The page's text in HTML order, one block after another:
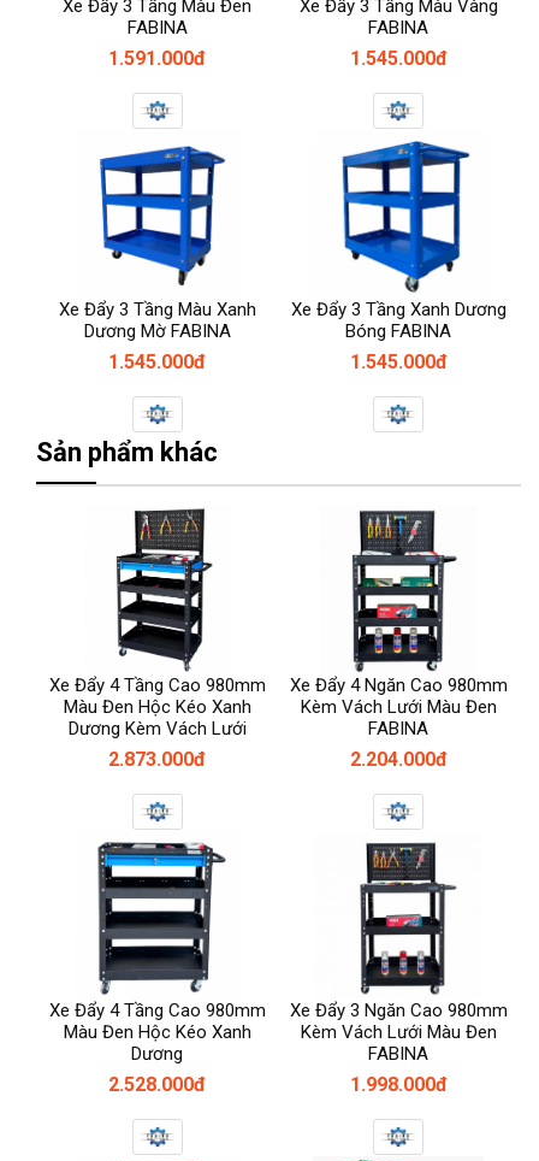
Xe Đẩy 3 Tầng Màu Đen
FABINA
1.591.000đ
Xe Đẩy 3 Tầng Màu Vàng
FABINA
1.545.000đ
Xe Đẩy 3 Tầng Màu Xanh
Dương Mờ FABINA
1.545.000đ
Xe Đẩy 3 Tầng Xanh Dương
Bóng FABINA
1.545.000đ
Sản phẩm khác
Xe Đẩy 4 Tầng Cao 980mm
Màu Đen Hộc Kéo Xanh
Dương Kèm Vách Lưới
2.873.000đ
Xe Đẩy 4 Ngăn Cao 980mm
Kèm Vách Lưới Màu Đen
FABINA
2.204.000đ
Xe Đẩy 4 Tầng Cao 980mm
Màu Đen Hộc Kéo Xanh
Dương
2.528.000đ
Xe Đẩy 3 Ngăn Cao 980mm
Kèm Vách Lưới Màu Đen
FABINA
1.998.000đ